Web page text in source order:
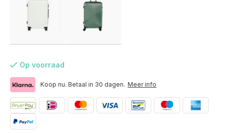
Op voorraad
Koop nu. Betaal in 30 dagen. Meer info